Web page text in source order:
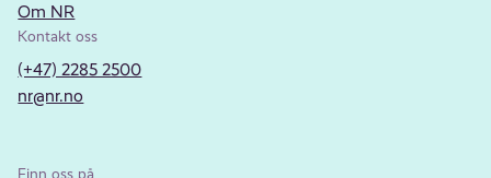
Om NR
Kontakt oss
(+47) 2285 2500
nr@nr.no
Finn oss på